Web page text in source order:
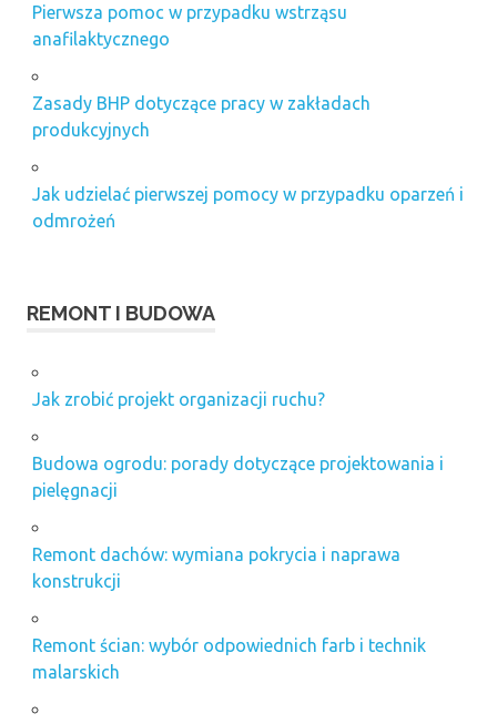
Pierwsza pomoc w przypadku wstrząsu
anafilaktycznego
Zasady BHP dotyczące pracy w zakładach
produkcyjnych
Jak udzielać pierwszej pomocy w przypadku oparzeń i
odmrożeń
REMONT I BUDOWA
Jak zrobić projekt organizacji ruchu?
Budowa ogrodu: porady dotyczące projektowania i
pielęgnacji
Remont dachów: wymiana pokrycia i naprawa
konstrukcji
Remont ścian: wybór odpowiednich farb i technik
malarskich